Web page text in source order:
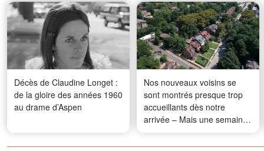
Décès de Claudine Longet :
de la gloire des années 1960
au drame d’Aspen
Nos nouveaux voisins se
sont montrés presque trop
accueillants dès notre
arrivée – Mais une semaine
plus tard, j'ai compris que
ma famille n'était pas là par